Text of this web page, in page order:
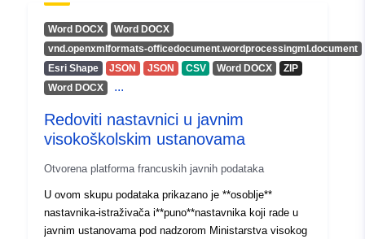
upravljanje zaštićenim područjima na državnoj,
županijskoj i lokalnoj razini). Ovaj skup slojeva
prikazuje opažanja saproksilnih kornjaša dojavljena od
strane šire javnosti, raspodijeljena po godinama dojave.
Word DOCX
Word DOCX
vnd.openxmlformats-officedocument.wordprocessingml.document
Esri Shape
JSON JSON CSV Word DOCX
ZIP
Word DOCX
...
Redoviti nastavnici u javnim
visokoškolskim ustanovama
Otvorena platforma francuskih javnih podataka
U ovom skupu podataka prikazano je **osoblje**
nastavnika-istraživača i**puno**nastavnika koji rade u
javnim ustanovama pod nadzorom Ministarstva visokog